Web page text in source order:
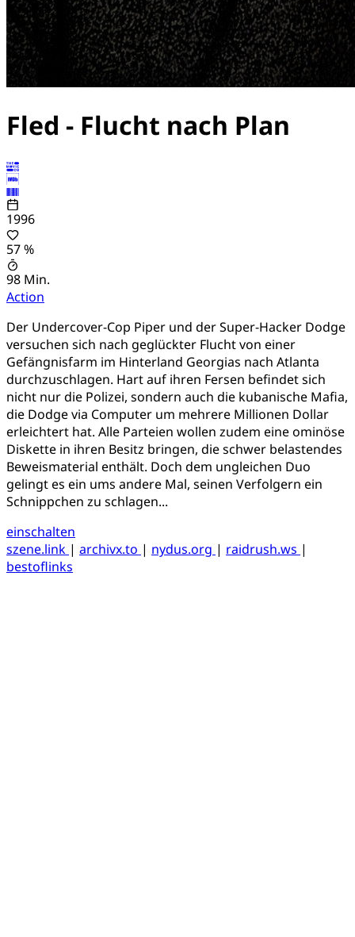
Fled - Flucht nach Plan
1996
57 %
98 Min.
Action
Der Undercover-Cop Piper und der Super-Hacker Dodge
versuchen sich nach geglückter Flucht von einer
Gefängnisfarm im Hinterland Georgias nach Atlanta
durchzuschlagen. Hart auf ihren Fersen befindet sich
nicht nur die Polizei, sondern auch die kubanische Mafia,
die Dodge via Computer um mehrere Millionen Dollar
erleichtert hat. Alle Parteien wollen zudem eine ominöse
Diskette in ihren Besitz bringen, die schwer belastendes
Beweismaterial enthält. Doch dem ungleichen Duo
gelingt es ein ums andere Mal, seinen Verfolgern ein
Schnippchen zu schlagen...
einschalten
szene.link | archivx.to | nydus.org | raidrush.ws |
bestoflinks